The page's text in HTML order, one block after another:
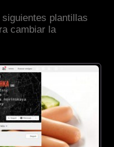
plantillas
cambiar la